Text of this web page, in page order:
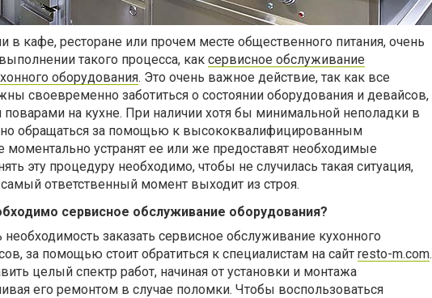
в кафе, ресторане или прочем месте общественного питания, очень
такого процесса, как сервисное обслуживание
оборудования. Это очень важное действие, так как все
своевременно заботиться о состоянии оборудования и девайсов,
поварами на кухне. При наличии хотя бы минимальной неполадки в
обращаться за помощью к высококвалифицированным
моментально устранят ее или же предоставят необходимые
эту процедуру необходимо, чтобы не случилась такая ситуация,
ответственный момент выходит из строя.
сервисное обслуживание оборудования?
необходимость заказать сервисное обслуживание кухонного
за помощью стоит обратиться к специалистам на сайт resto-m.com.
целый спектр работ, начиная от установки и монтажа
его ремонтом в случае поломки. Чтобы воспользоваться